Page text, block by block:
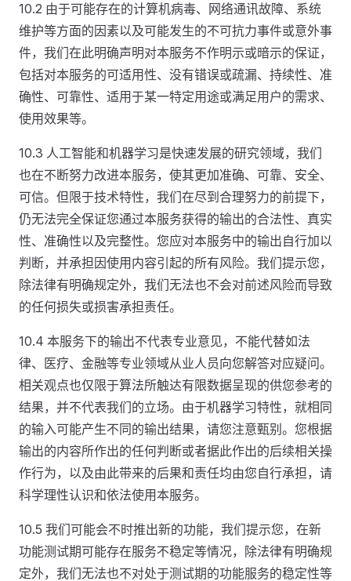
10.2 由于可能存在的计算机病毒、网络通讯故障、系统
维护等方面的因素以及可能发生的不可抗力事件或意外事
件，我们在此明确声明对本服务不作明示或暗示的保证，
包括对本服务的可适用性、没有错误或疏漏、持续性、准
确性、可靠性、适用于某一特定用途或满足用户的需求、
使用效果等。
10.3 人工智能和机器学习是快速发展的研究领域，我们
也在不断努力改进本服务，使其更加准确、可靠、安全、
可信。但限于技术特性，我们在尽到合理努力的前提下，
仍无法完全保证您通过本服务获得的输出的合法性、真实
性、准确性以及完整性。您应对本服务中的输出自行加以
判断，并承担因使用内容引起的所有风险。我们提示您，
除法律有明确规定外，我们无法也不会对前述风险而导致
的任何损失或损害承担责任。
10.4 本服务下的输出不代表专业意见，不能代替如法
律、医疗、金融等专业领域从业人员向您解答对应疑问。
相关观点也仅限于算法所触达有限数据呈现的供您参考的
结果，并不代表我们的立场。由于机器学习特性，就相同
的输入可能产生不同的输出结果，请您注意甄别。您根据
输出的内容所作出的任何判断或者据此作出的后续相关操
作行为，以及由此带来的后果和责任均由您自行承担，请
科学理性认识和依法使用本服务。
10.5 我们可能会不时推出新的功能，我们提示您，在新
功能测试期可能存在服务不稳定等情况，除法律有明确规
定外，我们无法也不对处于测试期的功能服务的稳定性等